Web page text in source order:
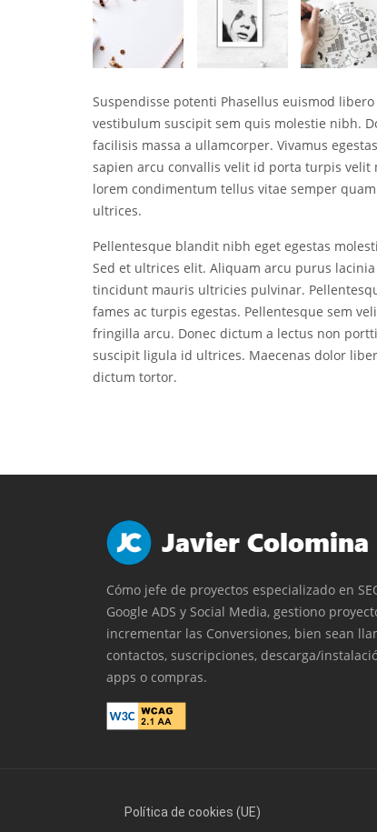
Suspendisse potenti Phasellus euismod
vestibulum suscipit sem quis molestie nibh.
facilisis massa a ullamcorper. Vivamus
sapien arcu convallis velit id porta turpis
lorem condimentum tellus vitae semper
ultrices.
Pellentesque blandit nibh eget egestas
Sed et ultrices elit. Aliquam arcu purus
tincidunt mauris ultricies pulvinar.
fames ac turpis egestas. Pellentesque sem
fringilla arcu. Donec dictum a lectus non
suscipit ligula id ultrices. Maecenas dolor
dictum tortor.
Cómo jefe de proyectos especializado en
Google ADS y Social Media, gestiono
incrementar las Conversiones, bien sean
contactos, suscripciones, descarga/
apps o compras.
Política de cookies (UE)